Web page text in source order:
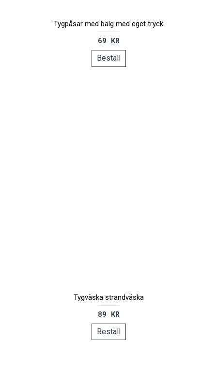
Tygpåsar med bälg med eget tryck
69 KR
Beställ
Tygväska strandväska
89 KR
Beställ